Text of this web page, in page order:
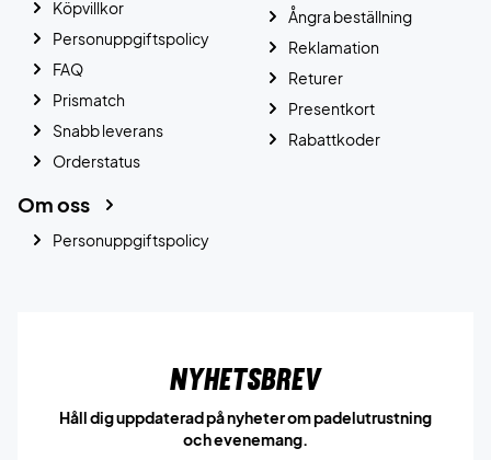
Köpvillkor
Personuppgiftspolicy
FAQ
Prismatch
Snabb leverans
Orderstatus
Ångra beställning
Reklamation
Returer
Presentkort
Rabattkoder
Om oss
Personuppgiftspolicy
Nyhetsbrev
Håll dig uppdaterad på nyheter om padelutrustning
och evenemang.